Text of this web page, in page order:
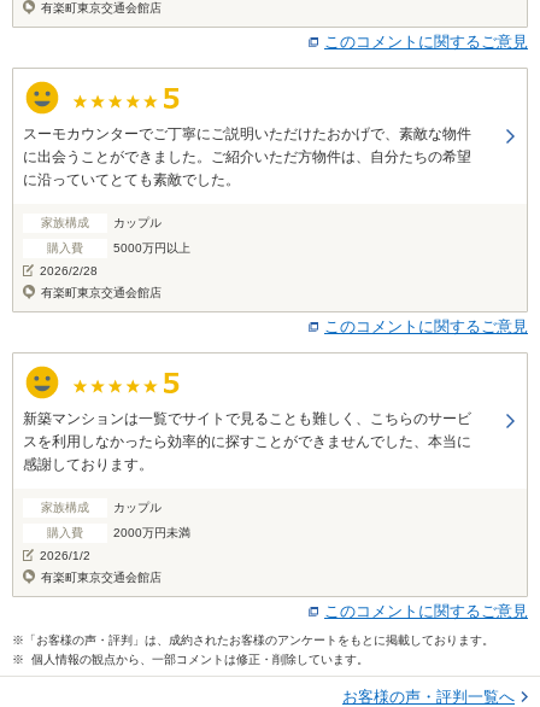
有楽町東京交通会館店
このコメントに関するご意見
スーモカウンターでご丁寧にご説明いただけたおかげで、素敵な物件
に出会うことができました。ご紹介いただ方物件は、自分たちの希望
に沿っていてとても素敵でした。
家族構成
カップル
購入費
5000万円以上
2026/2/28
有楽町東京交通会館店
このコメントに関するご意見
新築マンションは一覧でサイトで見ることも難しく、こちらのサービ
スを利用しなかったら効率的に探すことができませんでした、本当に
感謝しております。
家族構成
カップル
購入費
2000万円未満
2026/1/2
有楽町東京交通会館店
このコメントに関するご意見
※「お客様の声・評判」は、成約されたお客様のアンケートをもとに掲載しております。
※ 個人情報の観点から、一部コメントは修正・削除しています。
お客様の声・評判一覧へ